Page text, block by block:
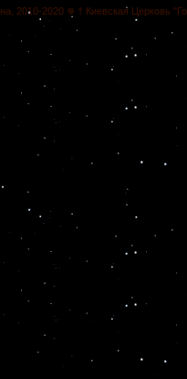
2010-2020 ✵ † Киевская Церковь